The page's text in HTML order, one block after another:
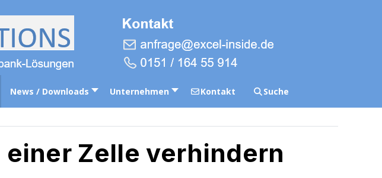
News / Downloads Unternehmen Kontakt Suche
einer Zelle verhindern